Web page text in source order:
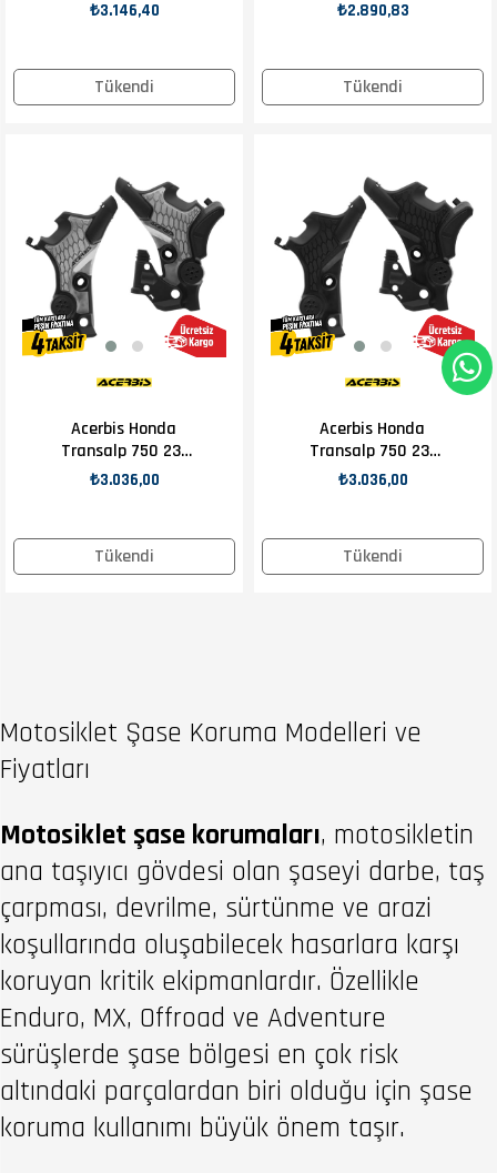
Tükendi
₺3.146,40
Tükendi
₺2.890,83
Tükendi
Acerbis Honda
Transalp 750 23-
24 Şase Koruma
₺3.036,00
Tükendi
Acerbis Honda
Transalp 750 23-
24 Şase Koruma
₺3.036,00
Motosiklet Şase Koruma Modelleri ve
Fiyatları
Motosiklet şase korumaları, motosikletin
ana taşıyıcı gövdesi olan şaseyi darbe, taş
çarpması, devrilme, sürtünme ve arazi
koşullarında oluşabilecek hasarlara karşı
koruyan kritik ekipmanlardır. Özellikle
Enduro, MX, Offroad ve Adventure
sürüşlerde şase bölgesi en çok risk
altındaki parçalardan biri olduğu için şase
koruma kullanımı büyük önem taşır.